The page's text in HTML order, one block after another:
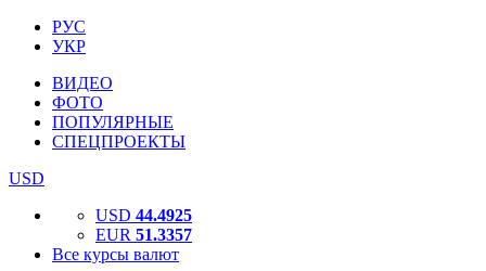
РУС
УКР
ВИДЕО
ФОТО
ПОПУЛЯРНЫЕ
СПЕЦПРОЕКТЫ
USD
USD 44.4925
EUR 51.3357
Все курсы валют